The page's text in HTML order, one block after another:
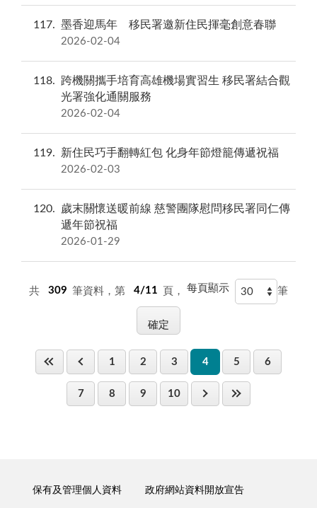
117 墨香迎馬年 移民署邀新住民揮毫創意春聯
2026-02-04
118
跨機關攜手培育高雄機場實習生 移民署結合觀
光署強化通關服務
2026-02-04
119 新住民巧手翻轉紅包 化身年節燈籠傳遞祝福
2026-02-03
120
歲末關懷送暖前線 慈警團隊慰問移民署同仁傳
遞年節祝福
2026-01-29
共 309 筆資料，第 4/11 頁， 每頁顯示 筆
1 2 3 4 5 6
7 8 9 10
保有及管理個人資料 政府網站資料開放宣告